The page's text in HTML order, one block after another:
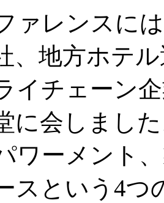
ァレンスに
、地方ホテ
イチェーン
に会しまし
ワーメント
スという4つ